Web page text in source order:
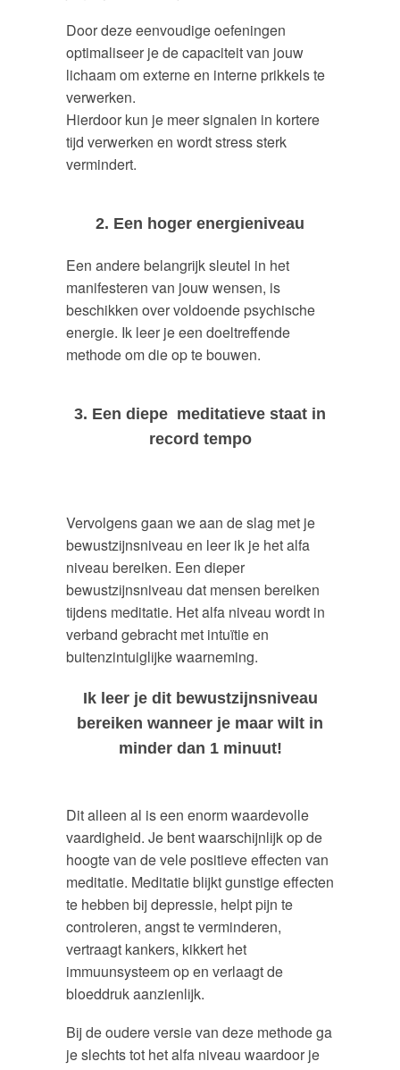
Door deze eenvoudige oefeningen
optimaliseer je de capaciteit van jouw
lichaam om externe en interne prikkels te
verwerken.
Hierdoor kun je meer signalen in kortere
tijd verwerken en wordt stress sterk
vermindert.
2. Een hoger energieniveau
Een andere belangrijk sleutel in het
manifesteren van jouw wensen, is
beschikken over voldoende psychische
energie. Ik leer je een doeltreffende
methode om die op te bouwen.
3. Een diepe meditatieve staat in
record tempo
Vervolgens gaan we aan de slag met je
bewustzijnsniveau en leer ik je het alfa
niveau bereiken. Een dieper
bewustzijnsniveau dat mensen bereiken
tijdens meditatie. Het alfa niveau wordt in
verband gebracht met intuïtie en
buitenzintuiglijke waarneming.
Ik leer je dit bewustzijnsniveau
bereiken wanneer je maar wilt in
minder dan 1 minuut!
Dit alleen al is een enorm waardevolle
vaardigheid. Je bent waarschijnlijk op de
hoogte van de vele positieve effecten van
meditatie. Meditatie blijkt gunstige effecten
te hebben bij depressie, helpt pijn te
controleren, angst te verminderen,
vertraagt kankers, kikkert het
immuunsysteem op en verlaagt de
bloeddruk aanzienlijk.
Bij de oudere versie van deze methode ga
je slechts tot het alfa niveau waardoor je